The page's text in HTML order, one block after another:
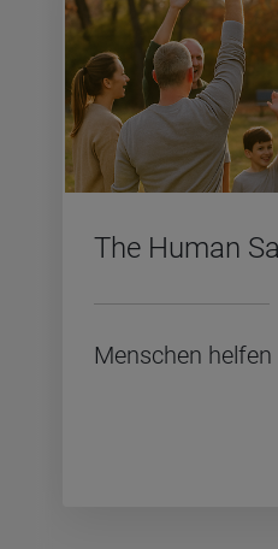
The Human
Men­schen